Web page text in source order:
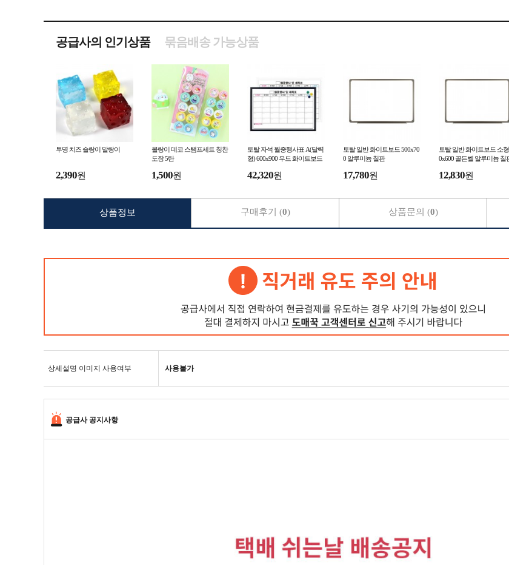
공급사의 인기상품 묶음배송 가능상품
투명 치즈 슬랑이 말랑이
2,390원
몰랑이 데코 스탬프세트 칭찬
도장 5탄
1,500원
토탈 자석 월중행사표 A(달력
형) 600x900 우드 화이트보드
42,320원
토탈 일반 화이트보드 500x70
0 알루미늄 칠판
17,780원
토탈 일반 화이트보드 소
0x600 골든벨 알루미늄 칠
12,830원
상세설명 이미지 사용여부 사용불가
공급사 공지사항
상품정보 구매후기 (0) 상품문의 (0)